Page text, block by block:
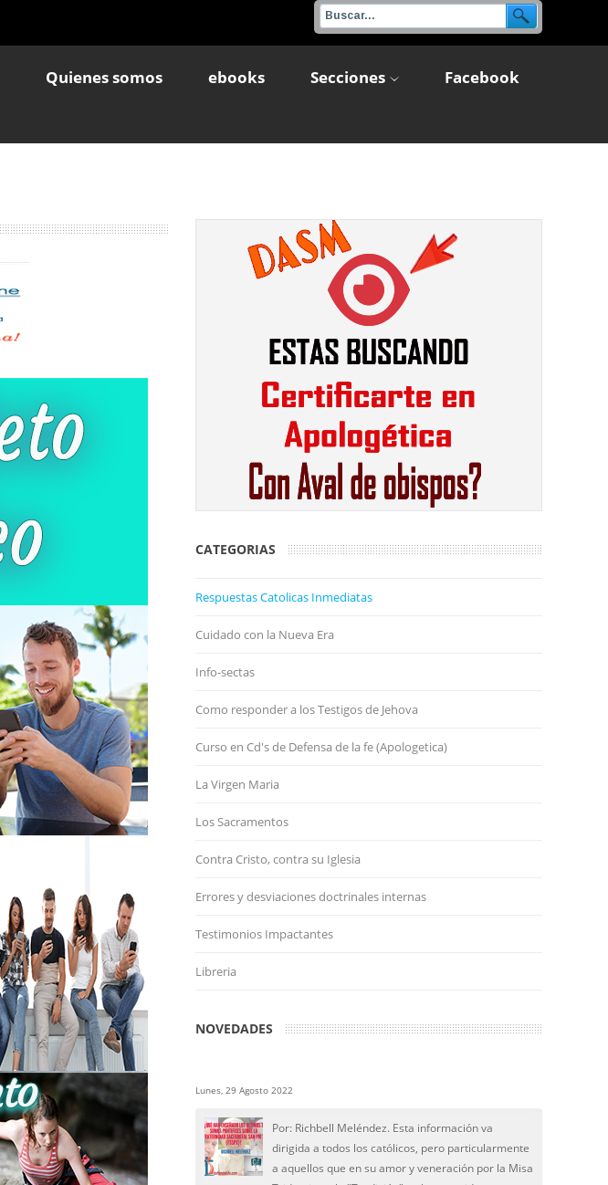
Quienes somos ebooks Secciones Facebook
CATEGORIAS
Respuestas Catolicas Inmediatas
Cuidado con la Nueva Era
Info-sectas
Como responder a los Testigos de Jehova
Curso en Cd's de Defensa de la fe (Apologetica)
La Virgen Maria
Los Sacramentos
Contra Cristo, contra su Iglesia
Errores y desviaciones doctrinales internas
Testimonios Impactantes
Libreria
NOVEDADES
Lunes, 29 Agosto 2022
Por: Richbell Meléndez. Esta información va
dirigida a todos los católicos, pero particularmente
a aquellos que en su amor y veneración por la Misa